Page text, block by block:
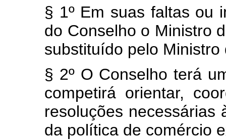
§ 1º Em suas faltas ou
do Conselho o Ministro
substituído pelo
§ 2º O Conselho terá
competirá orientar,
resoluções necessárias
da política de comércio